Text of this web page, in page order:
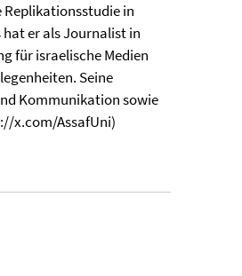
in
er als Journalist in
für israelische Medien
Seine
Kommunikation sowie
x.com/AssafUni)